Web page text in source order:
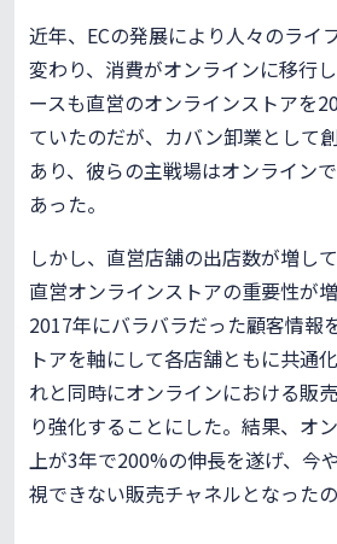
近年、ECの発展により人々のライ
変わり、消費がオンラインに移行
ースも直営のオンラインストアを
ていたのだが、カバン卸業として
あり、彼らの主戦場はオンライン
あった。
しかし、直営店舗の出店数が増し
直営オンラインストアの重要性が
2017年にバラバラだった顧客情報
トアを軸にして各店舗ともに共通
れと同時にオンラインにおける販
り強化することにした。結果、オ
上が3年で200%の伸長を遂げ、今
視できない販売チャネルとなったの